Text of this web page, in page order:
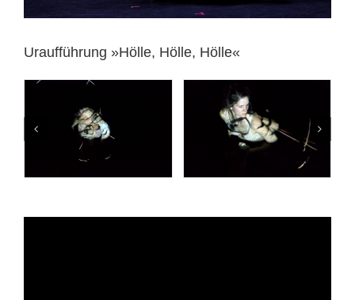
Uraufführung »Hölle, Hölle, Hölle«